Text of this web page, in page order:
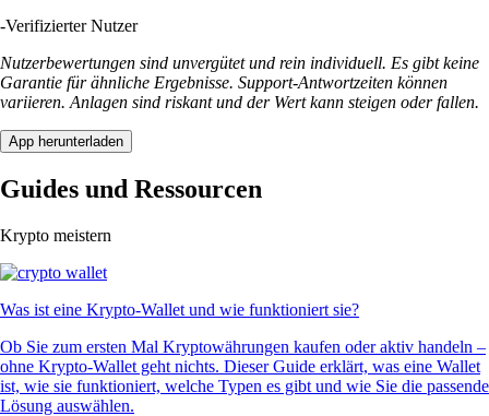
-Verifizierter Nutzer
Nutzerbewertungen sind unvergütet und rein individuell. Es gibt keine
Garantie für ähnliche Ergebnisse. Support-Antwortzeiten können
variieren. Anlagen sind riskant und der Wert kann steigen oder fallen.
App herunterladen
Guides und Ressourcen
Krypto meistern
Was ist eine Krypto-Wallet und wie funktioniert sie?
Ob Sie zum ersten Mal Kryptowährungen kaufen oder aktiv handeln –
ohne Krypto-Wallet geht nichts. Dieser Guide erklärt, was eine Wallet
ist, wie sie funktioniert, welche Typen es gibt und wie Sie die passende
Lösung auswählen.